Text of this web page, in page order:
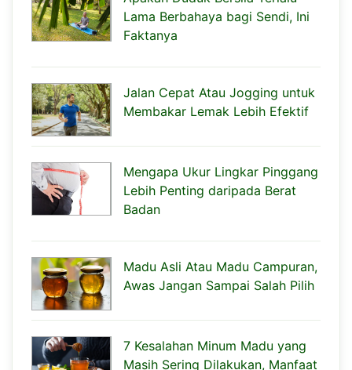
Lama Berbahaya bagi Sendi, Ini
Faktanya
Jalan Cepat Atau Jogging untuk
Membakar Lemak Lebih Efektif
Mengapa Ukur Lingkar Pinggang
Lebih Penting daripada Berat
Badan
Madu Asli Atau Madu Campuran,
Awas Jangan Sampai Salah Pilih
7 Kesalahan Minum Madu yang
Masih Sering Dilakukan, Manfaat